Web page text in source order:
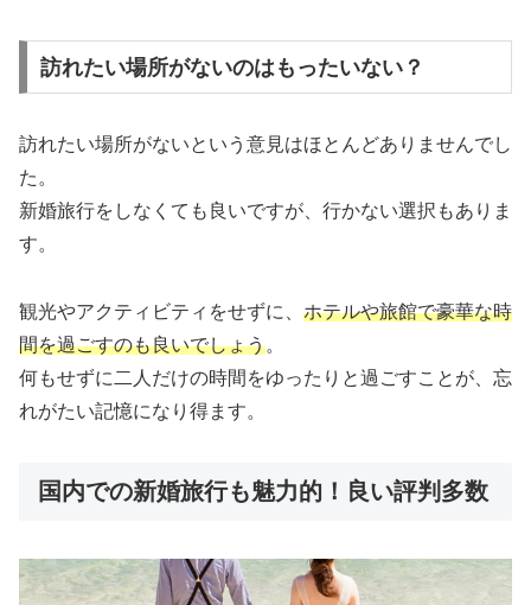
訪れたい場所がないのはもったいない？
訪れたい場所がないという意見はほとんどありませんでし
た。
新婚旅行をしなくても良いですが、行かない選択もありま
す。
観光やアクティビティをせずに、 ホテルや旅館で豪華な時
間を過ごすのも良いでしょう。
何もせずに二人だけの時間をゆったりと過ごすことが、忘
れがたい記憶になり得ます。
国内での新婚旅行も魅力的！良い評判多数